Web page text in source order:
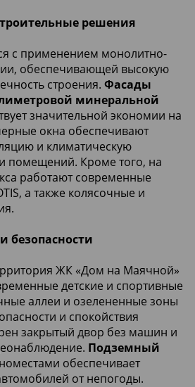
решения
с применением монолитно-
обеспечивающей высокую
строения. Фасады
минеральной
значительной экономии на
окна обеспечивают
и климатическую
помещений. Кроме того, на
работают современные
а также колясочные и
безопасности
ЖК «Дом на Маячной»
детские и спортивные
аллеи и озелененные зоны
и спокойствия
закрытый двор без машин и
Подземный
обеспечивает
от непогоды.